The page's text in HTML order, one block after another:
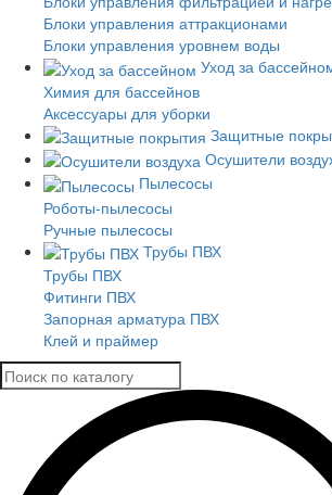
Блоки управления аттракционами
Блоки управления уровнем воды
Уход за
Химия для бассейнов
Аксессуары для уборки
Защитные
Осушители
Пылесосы
Роботы-пылесосы
Ручные пылесосы
Трубы ПВХ
Трубы ПВХ
Фитинги ПВХ
Запорная арматура ПВХ
Клей и праймер